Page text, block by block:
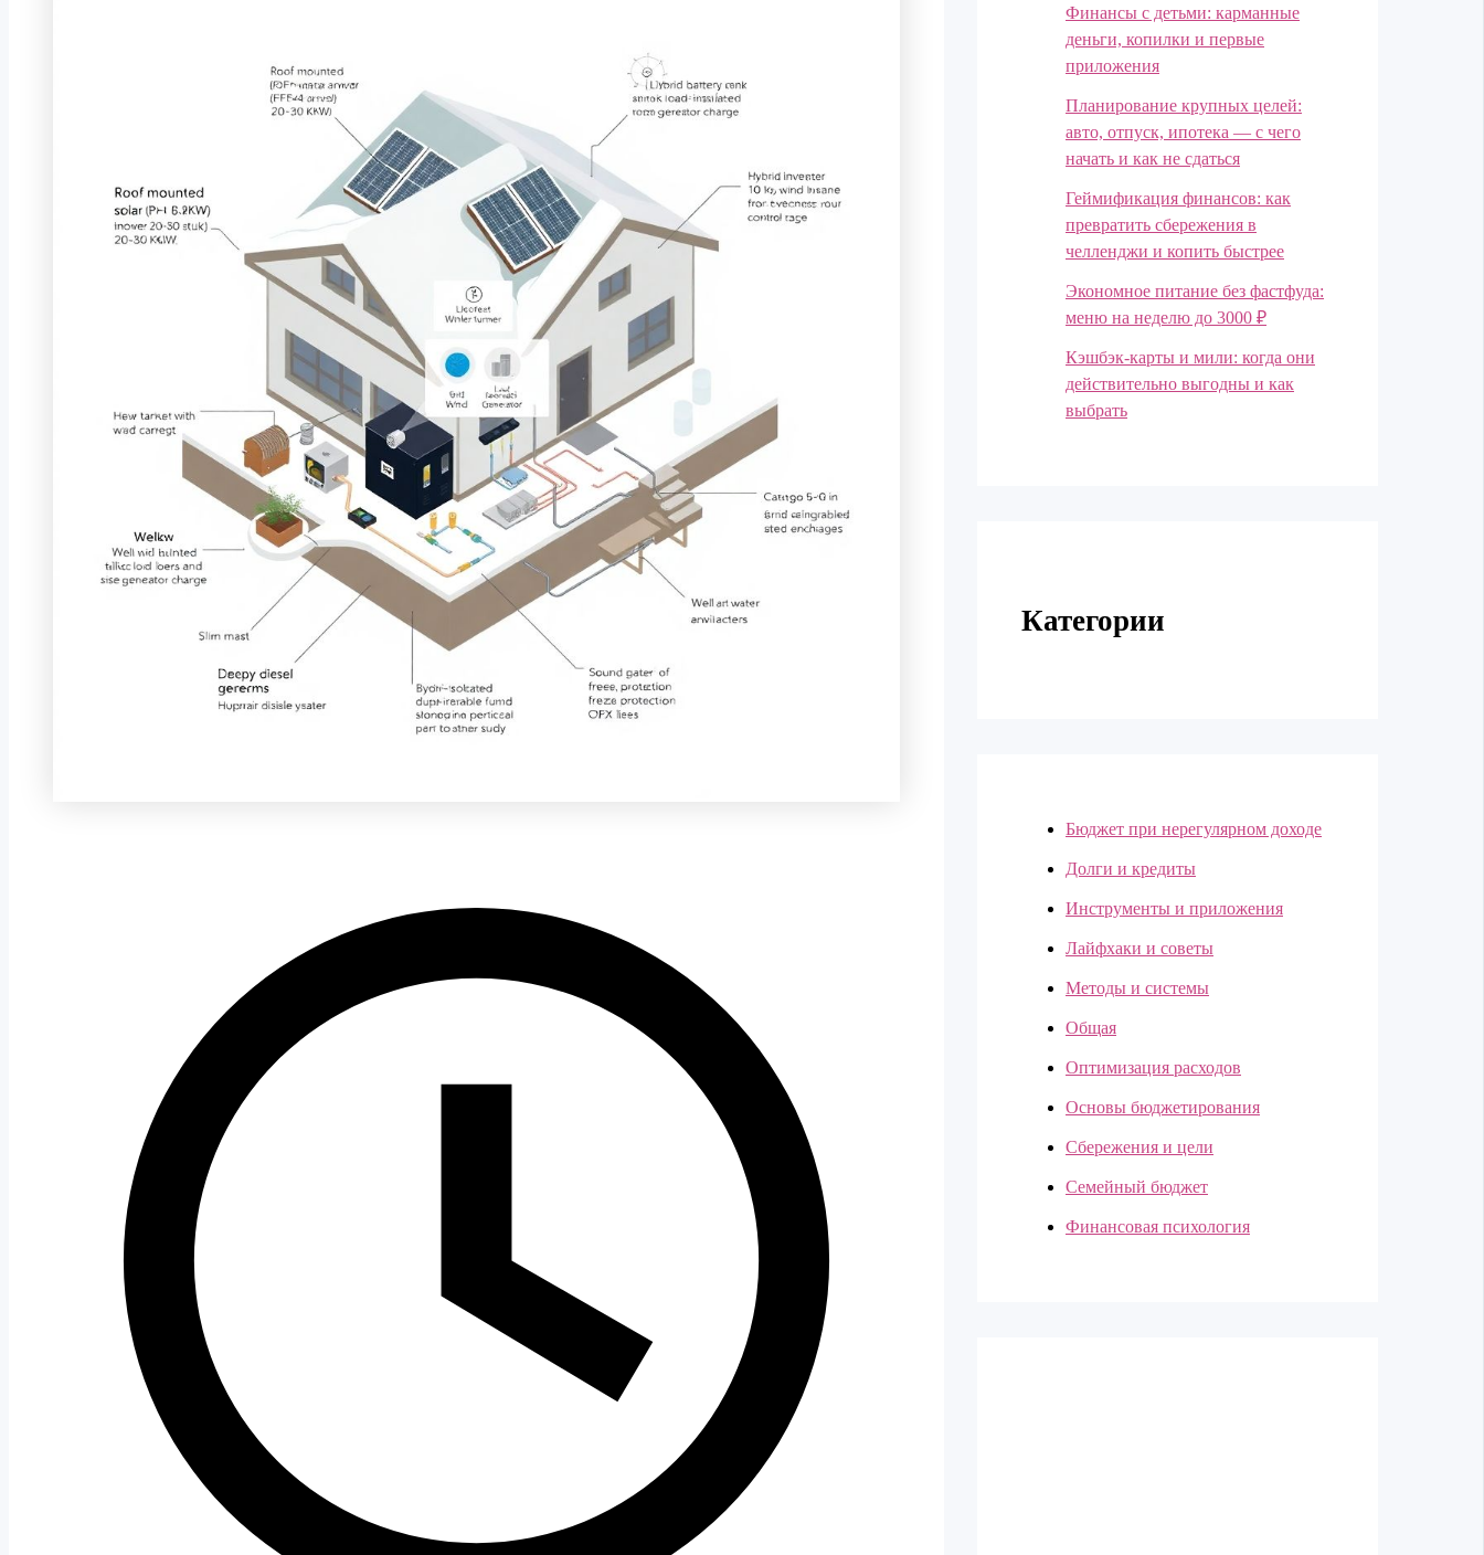
Финансы с детьми: карманные
деньги, копилки и первые
приложения
Планирование крупных целей:
авто, отпуск, ипотека — с чего
начать и как не сдаться
Геймификация финансов: как
превратить сбережения в
челленджи и копить быстрее
Экономное питание без фастфуда:
меню на неделю до 3000 ₽
Кэшбэк-карты и мили: когда они
действительно выгодны и как
выбрать
Категории
Бюджет при нерегулярном доходе
Долги и кредиты
Инструменты и приложения
Лайфхаки и советы
Методы и системы
Общая
Оптимизация расходов
Основы бюджетирования
Сбережения и цели
Семейный бюджет
Финансовая психология